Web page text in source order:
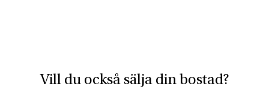
Vill du också sälja din bostad?